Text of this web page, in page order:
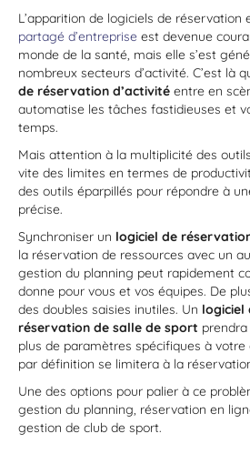
L’apparition de logiciels de réservation
partagé d’entreprise est devenue
monde de la santé, mais elle s’est
nombreux secteurs d’activité. C’est là
de réservation d’activité entre en
automatise les tâches fastidieuses et
temps.
Mais attention à la multiplicité des
vite des limites en termes de
des outils éparpillés pour répondre à
précise.
Synchroniser un logiciel de
la réservation de ressources avec un
gestion du planning peut rapidement
donne pour vous et vos équipes. De
des doubles saisies inutiles. Un logiciel
réservation de salle de sport
plus de paramètres spécifiques à votre
par définition se limitera à la
Une des options pour palier à ce
gestion du planning, réservation en
gestion de club de sport.